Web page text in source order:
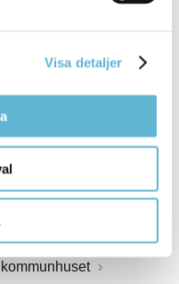
Visa detaljer